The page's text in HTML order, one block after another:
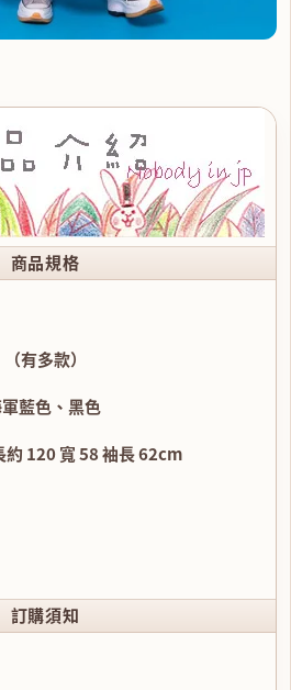
商品規格
（有多款）
藍色、黑色
約 120 寬 58 袖長 62cm
訂購須知